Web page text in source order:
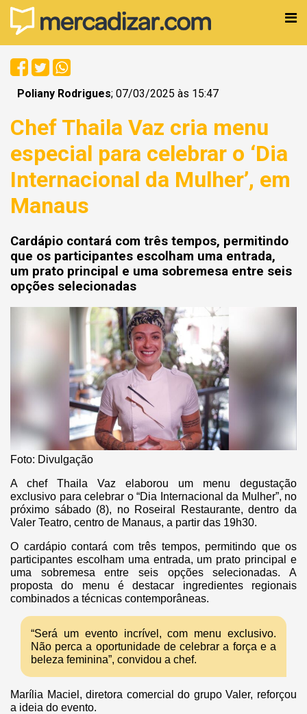
Poliany Rodrigues; 07/03/2025 às 15:47
Chef Thaila Vaz cria menu
especial para celebrar o ‘Dia
Internacional da Mulher’, em
Manaus
Cardápio contará com três tempos, permitindo
que os participantes escolham uma entrada,
um prato principal e uma sobremesa entre seis
opções selecionadas
Foto: Divulgação
A chef Thaila Vaz elaborou um menu degustação
exclusivo para celebrar o “Dia Internacional da Mulher”, no
próximo sábado (8), no Roseiral Restaurante, dentro da
Valer Teatro, centro de Manaus, a partir das 19h30.
O cardápio contará com três tempos, permitindo que os
participantes escolham uma entrada, um prato principal e
uma sobremesa entre seis opções selecionadas. A
proposta do menu é destacar ingredientes regionais
combinados a técnicas contemporâneas.
“Será um evento incrível, com menu exclusivo.
Não perca a oportunidade de celebrar a força e a
beleza feminina”, convidou a chef.
Marília Maciel, diretora comercial do grupo Valer, reforçou
a ideia do evento.